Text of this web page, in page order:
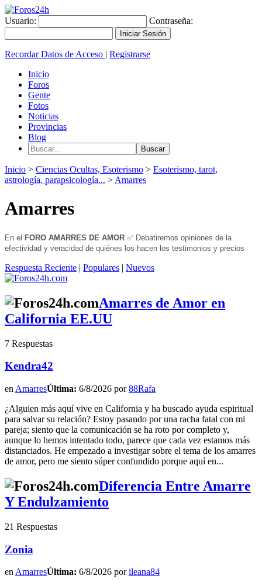
Usuario: Contraseña:
Recordar Datos de Acceso | Registrarse
Inicio
Foros
Gente
Fotos
Noticias
Provincias
Blog
Inicio > Ciencias Ocultas, Esoterismo > Esoterismo, tarot,
astrología, parapsicología... > Amarres
Amarres
En el FORO AMARRES DE AMOR ✅ Debatiremos opiniones de la
efectividad y veracidad de quiénes los hacen los testimonios y precios
Respuesta Reciente | Populares | Nuevos
Amarres de Amor en
California EE.UU
7 Respuestas
Kendra42
en AmarresÚltima: 6/8/2026 por88Rafa
¿Alguien más aquí vive en California y ha buscado ayuda espiritual
para salvar su relación? Estoy pasando por una racha fatal con mi
pareja; siento que la comunicación se ha roto por completo y,
aunque lo hemos intentado todo, parece que cada vez estamos más
distanciados. He empezado a investigar sobre el tema de los amarres
de amor, pero me siento súper confundido porque aquí en...
Diferencia Entre Amarre
Y Endulzamiento
21 Respuestas
Zonia
en AmarresÚltima: 6/8/2026 porileana84